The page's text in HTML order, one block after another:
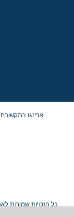
ארינגו בתקשורת